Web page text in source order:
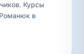
Курсы
в